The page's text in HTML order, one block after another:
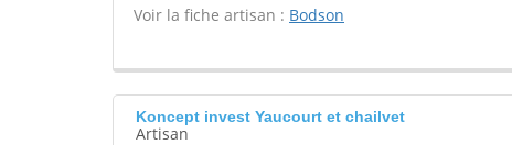
Voir la fiche artisan : Bodson
Koncept invest Yaucourt et chailvet
Artisan